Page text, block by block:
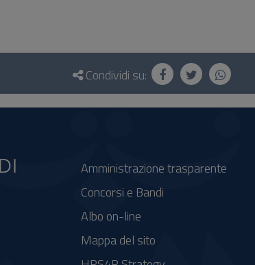
Condividi su:
Amministrazione trasparente
Concorsi e Bandi
Albo on-line
Mappa del sito